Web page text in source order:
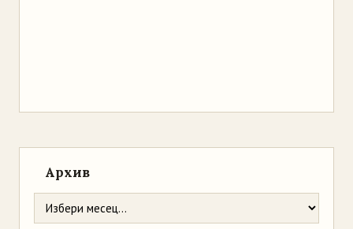
Архив